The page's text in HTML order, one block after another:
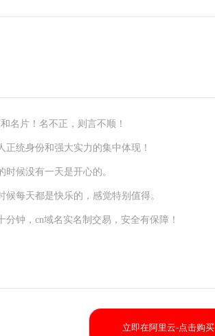
名片！名不正，则言不顺！
统身份和强大实力的集中体现！
候没有一天是开心的。
每天都是快乐的，感觉特别值得。
钟，cn域名实名制交易，安全有保障！
立即在阿里云-点击购买